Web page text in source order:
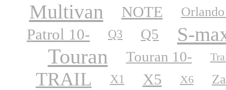
Multivan NOTE
Patrol 10- Q3 Q5 S-
Touran Touran 10-
TRAIL X1 X5 X6